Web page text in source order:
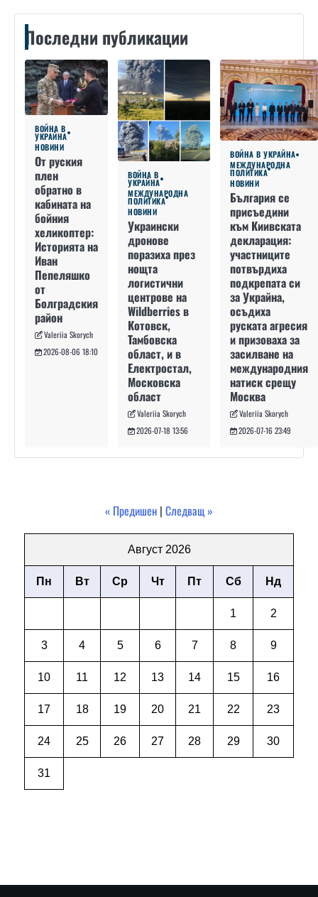
Последни публикации
ВОЙНА В
УКРАЙНА
НОВИНИ
От руския
плен
обратно в
кабината на
бойния
хеликоптер:
Историята на
Иван
Пепеляшко
от
Болградския
район
Valeriia Skorych
2026-08-06 18:10
ВОЙНА В
УКРАЙНА
МЕЖДУНАРОДНА
ПОЛИТИКА
НОВИНИ
Украински
дронове
поразиха през
нощта
логистични
центрове на
Wildberries в
Котовск,
Тамбовска
област, и в
Електростал,
Московска
област
Valeriia Skorych
2026-07-18 13:56
ВОЙНА В УКРАЙНА
МЕЖДУНАРОДНА
ПОЛИТИКА
НОВИНИ
България се
присъедини
към Киивската
декларация:
участниците
потвърдиха
подкрепата си
за Украйна,
осъдиха
руската агресия
и призоваха за
засилване на
международния
натиск срещу
Москва
Valeriia Skorych
2026-07-16 23:49
« Предишен | Следващ »
Август 2026
Пн Вт Ср Чт Пт Сб Нд
1 2
3 4 5 6 7 8 9
10 11 12 13 14 15 16
17 18 19 20 21 22 23
24 25 26 27 28 29 30
31